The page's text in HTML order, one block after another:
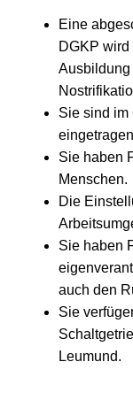
Eine
DGKP
Ausbildung
Sie sind im
Sie haben
Menschen.
Die
Sie haben
auch den
Sie
Leumund.